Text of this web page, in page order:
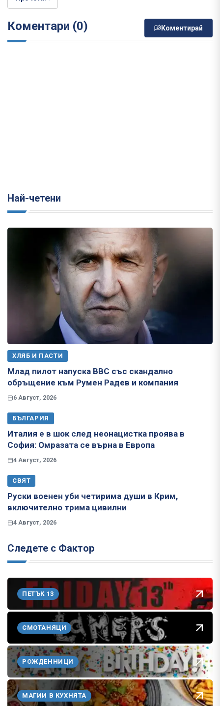
Коментари (0) Коментирай
Най-четени
ХЛЯБ И ПАСТИ
Млад пилот напуска ВВС със скандално
обръщение към Румен Радев и компания
6 Август, 2026
БЪЛГАРИЯ
Италия е в шок след неонацистка проява в
София: Омразата се върна в Европа
4 Август, 2026
СВЯТ
Руски военен уби четирима души в Крим,
включително трима цивилни
4 Август, 2026
Следете с Фактор
ПЕТЪК 13
СМОТАНЯЦИ
РОЖДЕННИЦИ
МАГИИ В КУХНЯТА